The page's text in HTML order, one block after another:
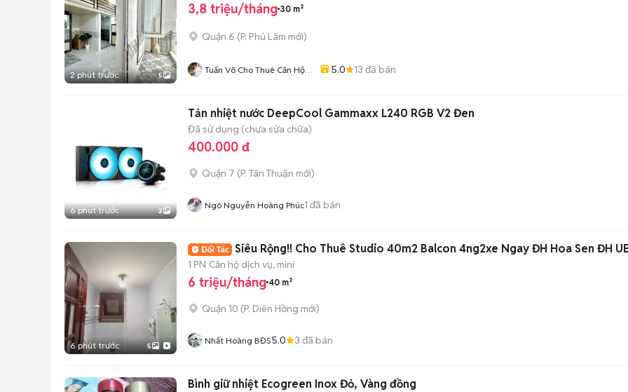
2 phút trước 5
3,8 triệu/tháng 30 m²
Quận 6 (P. Phú Lâm mới)
Tuấn Võ Cho Thuê Căn Hộ
5.0 13 đã bán
6 phút trước 2
Tản nhiệt nước DeepCool Gammaxx L240 RGB V2 Đen
Đã sử dụng (chưa sửa chữa)
400.000 đ
Quận 7 (P. Tân Thuận mới)
Ngô Nguyễn Hoàng Phúc1 đã bán
6 phút trước 5
Siêu Rộng!! Cho Thuê Studio 40m2 Balcon 4ng2xe Ngay ĐH Hoa Sen ĐH
1 PN Căn hộ dịch vụ, mini
6 triệu/tháng 40 m²
Quận 10 (P. Diên Hồng mới)
Nhất Hoàng BĐS5.0 3 đã bán
Bình giữ nhiệt Ecogreen Inox Đỏ, Vàng đồng